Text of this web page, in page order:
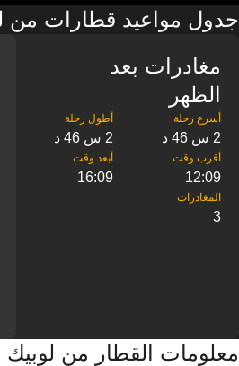
جدول مواعيد قطارات من
مغادرات بعد
الظهر
2 س 46 د 2 س 46 د
12:09
16:09
3
معلومات القطار من ‎لوبيك إلى ‎روستوك